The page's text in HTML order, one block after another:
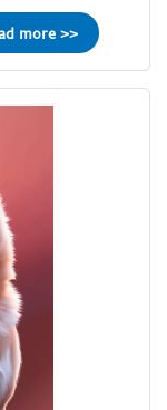
more >>